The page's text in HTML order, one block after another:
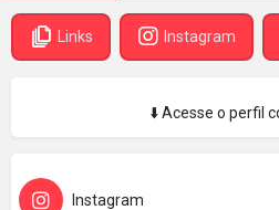
Links Instagram
⬇️ Acesse o perfil
Instagram